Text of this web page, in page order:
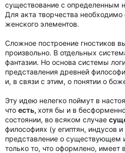
существование с определенным
Для акта творчества
женского элементов.
Сложное построение гностиков
произвольно. В отдельных
фантазии. Но основа системы
представления древней
и, в связи с этим, о понятии о
Эту идею нелегко поймут в
что есть, хотя бы и в
состоянии, во всяком случае
философиях (у египтян, индусов и
представление о существующем
только то, что оформлено, имеет